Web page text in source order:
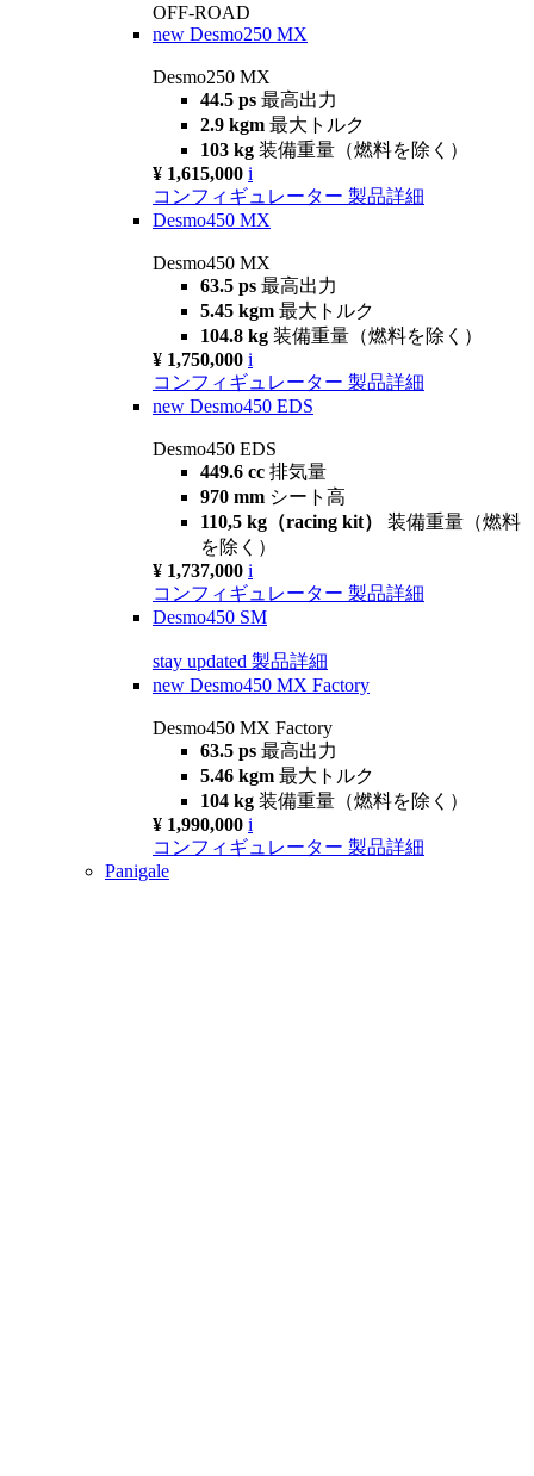
OFF-ROAD
new Desmo250 MX
Desmo250 MX
44.5 ps 最高出力
2.9 kgm 最大トルク
103 kg 装備重量（燃料を除く）
¥ 1,615,000 i
コンフィギュレーター 製品詳細
Desmo450 MX
Desmo450 MX
63.5 ps 最高出力
5.45 kgm 最大トルク
104.8 kg 装備重量（燃料を除く）
¥ 1,750,000 i
コンフィギュレーター 製品詳細
new Desmo450 EDS
Desmo450 EDS
449.6 cc 排気量
970 mm シート高
110,5 kg（racing kit） 装備重量（燃料
を除く）
¥ 1,737,000 i
コンフィギュレーター 製品詳細
Desmo450 SM
stay updated 製品詳細
new Desmo450 MX Factory
Desmo450 MX Factory
63.5 ps 最高出力
5.46 kgm 最大トルク
104 kg 装備重量（燃料を除く）
¥ 1,990,000 i
コンフィギュレーター 製品詳細
Panigale